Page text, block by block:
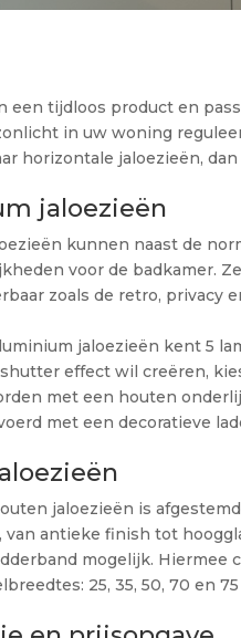
een tijdloos product en
in uw woning
horizontale jaloezieën,
jaloezieën
kunnen naast de
voor de badkamer.
zoals de retro, privacy
jaloezieën kent 5
effect wil creëren,
met een houten
met een decoratieve
jaloezieën is
van antieke finish tot
mogelijk.
25, 35, 50, 70 en